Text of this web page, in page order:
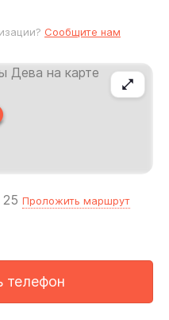
25 Проложить маршрут
телефон
Сообщите нам